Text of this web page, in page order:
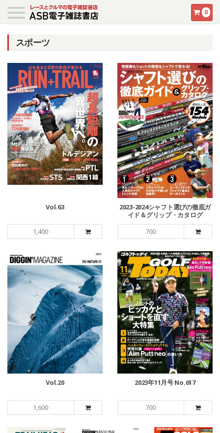
0
スポーツ
Vol.63
1,400
2023-2024シャフト選びの徹底ガ
イド＆グリップ・カタログ
700
Vol.20
1,600
2023年11月号 No.617
700